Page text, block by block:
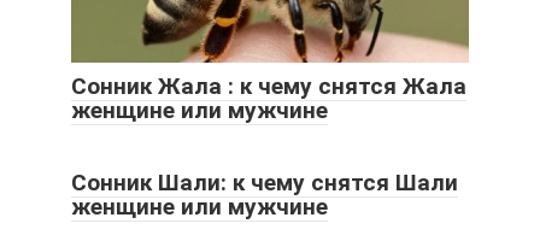
Сонник Жала : к чему снятся Жала
женщине или мужчине
Сонник Шали: к чему снятся Шали
женщине или мужчине